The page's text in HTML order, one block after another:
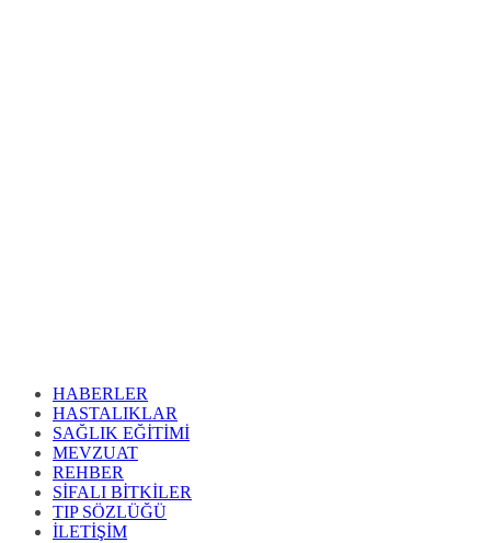
HABERLER
HASTALIKLAR
SAĞLIK EĞİTİMİ
MEVZUAT
REHBER
SİFALI BİTKİLER
TIP SÖZLÜĞÜ
İLETİŞİM